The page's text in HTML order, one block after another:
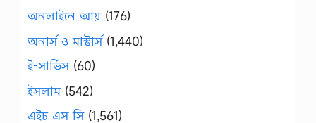
অনলাইনে আয় (176)
অনার্স ও মাস্টার্স(1,440)
ই-সার্ভিস(60)
ইসলাম(542)
এইচ এস সি(1,561)